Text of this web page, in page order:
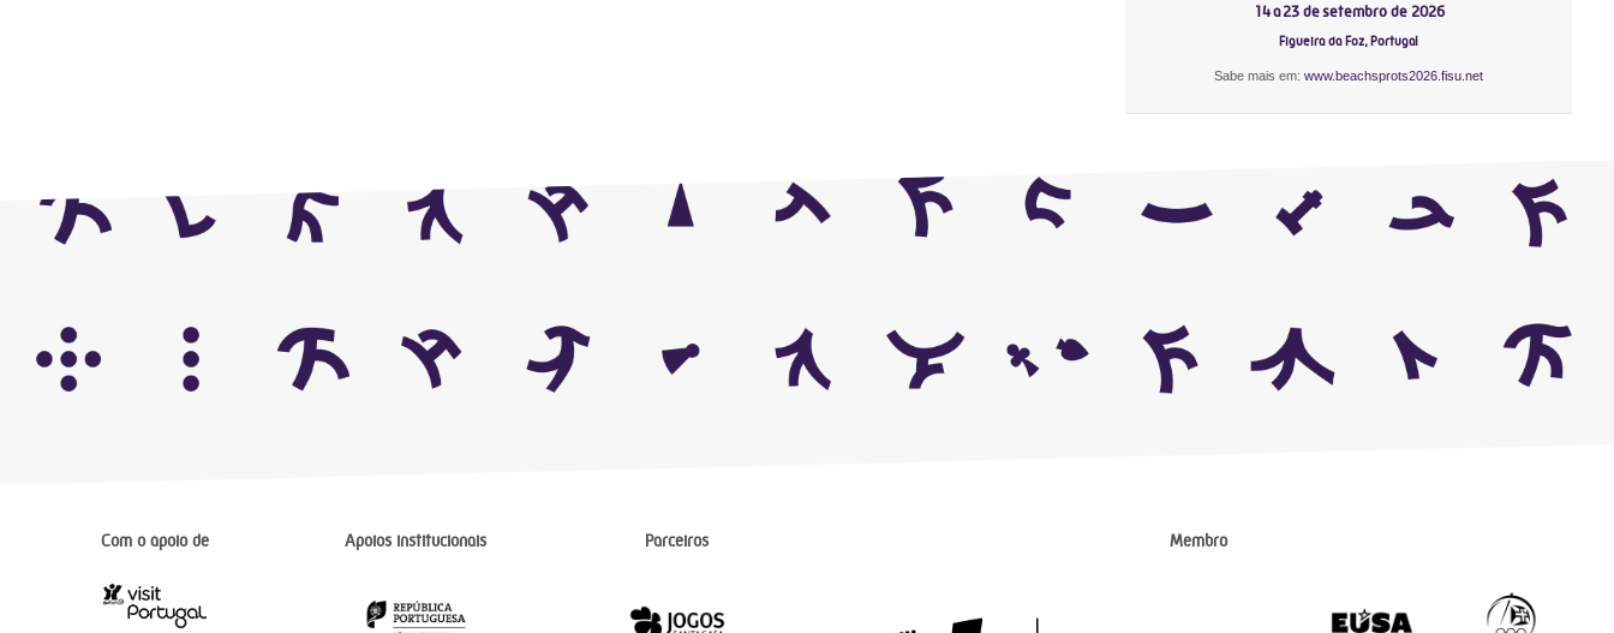
14 a 23 de setembro de 2026
Figueira da Foz, Portugal
Sabe mais em:www.beachsprots2026.fisu.net
Com o apoio de Apoios institucionais Parceiros Membro